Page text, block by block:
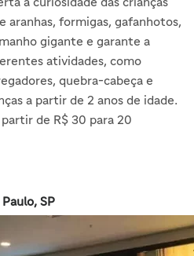
aranhas, formigas, gafanhotos,
gigante e garante a
atividades, como
quebra-cabeça e
a partir de 2 anos de idade.
de R$ 30 para 20
SP